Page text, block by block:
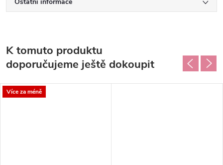
K tomuto produktu
doporučujeme ještě dokoupit
Více za méně